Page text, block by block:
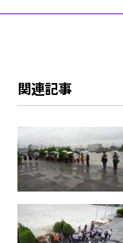
関連記事